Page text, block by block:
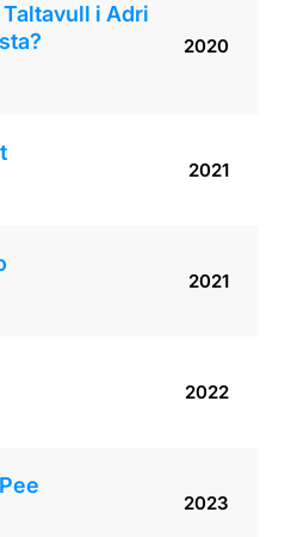
i Adri
2020
2021
2021
2022
2023